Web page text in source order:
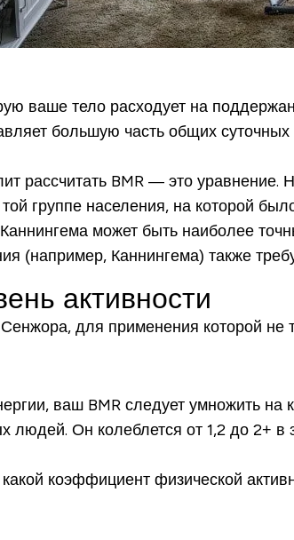
ваше тело расходует на
большую часть общих суточных
рассчитать BMR — это уравнение.
той группе населения, на которой
может быть наиболее
(например, Каннингема) также
активности
для применения которой не
ваш BMR следует умножить
людей. Он колеблется от 1,2 до 2+
коэффициент физической